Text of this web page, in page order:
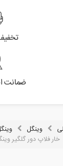
ضمانت
وینگل
خار فلاپ دور گلگیر